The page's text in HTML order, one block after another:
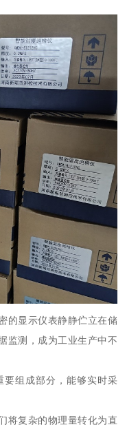
的显示仪表静静伫立在储
监测，成为工业生产中不
组成部分，能够实时采
将复杂的物理量转化为直